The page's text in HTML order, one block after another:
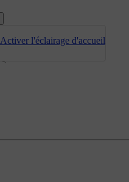
Activer l'éclairage d'accueil